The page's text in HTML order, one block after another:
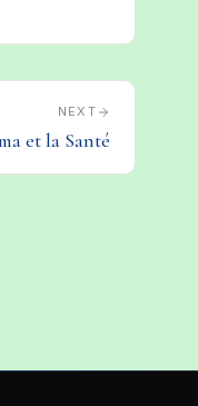
NEXT
et la Santé